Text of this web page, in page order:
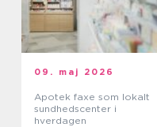
09. maj 2026
Apotek faxe som lokalt
sundhedscenter i
hverdagen